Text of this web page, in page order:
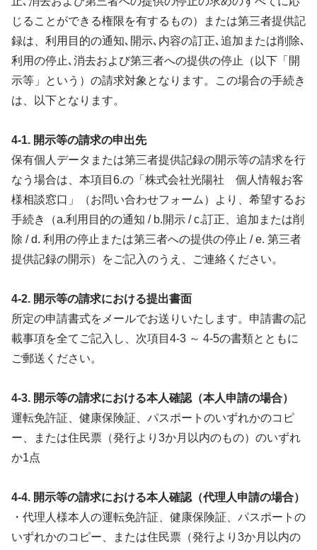
じることができる権限を有するもの）または第三者提供記
録は、利用目的の通知､開示､内容の訂正､追加または削除､
利用の停止､消去および第三者への提供の停止（以下「開
示等」という）の請求対象となります。この場合の手続き
は、以下となります。
4-1. 開示等の請求の申出先
保有個人データまたは第三者提供記録の開示等の請求を行
なう場合は、本項目6.の「株式会社光陽社 個人情報お客
様相談窓口」（お問い合わせフォーム）より、希望するお
手続き（a.利用目的の通知 / b.開示 / c.訂正、追加または削
除 / d. 利用の停止または第三者への提供の停止 / e. 第三者
提供記録の開示）をご記入のうえ、ご連絡ください。
4-2. 開示等の請求における提出書面
所定の申請書式をメールでお送りいたします。申請書の記
載事項を全てご記入し、次項目4-3 ～ 4-5の書類とともに
ご郵送ください。
4-3. 開示等の請求における本人確認（本人申請の場合）
運転免許証、健康保険証、パスポートのいずれかのコピ
ー、または住民票（発行より3か月以内のもの）のいずれ
か1点
4-4. 開示等の請求における本人確認（代理人申請の場合）
・代理人様本人の運転免許証、健康保険証、パスポートの
いずれかのコピー、または住民票（発行より3か月以内の